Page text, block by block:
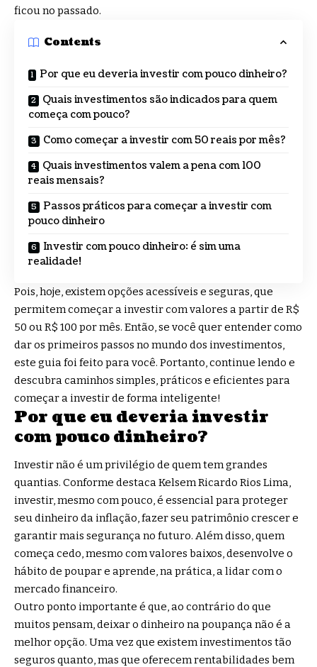
ficou no passado.
Contents
Por que eu deveria investir com pouco dinheiro?
Quais investimentos são indicados para quem
começa com pouco?
Como começar a investir com 50 reais por mês?
Quais investimentos valem a pena com 100
reais mensais?
Passos práticos para começar a investir com
pouco dinheiro
Investir com pouco dinheiro: é sim uma
realidade!
Pois, hoje, existem opções acessíveis e seguras, que
permitem começar a investir com valores a partir de R$
50 ou R$ 100 por mês. Então, se você quer entender como
dar os primeiros passos no mundo dos investimentos,
este guia foi feito para você. Portanto, continue lendo e
descubra caminhos simples, práticos e eficientes para
começar a investir de forma inteligente!
Por que eu deveria investir
com pouco dinheiro?
Investir não é um privilégio de quem tem grandes
quantias. Conforme destaca Kelsem Ricardo Rios Lima,
investir, mesmo com pouco, é essencial para proteger
seu dinheiro da inflação, fazer seu patrimônio crescer e
garantir mais segurança no futuro. Além disso, quem
começa cedo, mesmo com valores baixos, desenvolve o
hábito de poupar e aprende, na prática, a lidar com o
mercado financeiro.
Outro ponto importante é que, ao contrário do que
muitos pensam, deixar o dinheiro na poupança não é a
melhor opção. Uma vez que existem investimentos tão
seguros quanto, mas que oferecem rentabilidades bem